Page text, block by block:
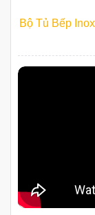
Bộ Tủ Bếp